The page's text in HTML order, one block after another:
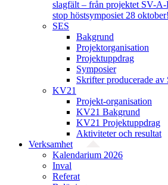
slagfält – från projektet SV-
stop höstsymposiet 28 oktober!
SES
Bakgrund
Projekt­organisation
Projektuppdrag
Symposier
Skrifter producerade av
KV21
Projekt-organisation
KV21 Bakgrund
KV21 Projektuppdrag
Aktiviteter och resultat
Verksamhet
Kalendarium 2026
Inval
Referat